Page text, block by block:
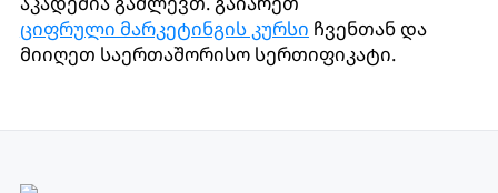
ციფრული მარკეტინგის კურსი ჩვენთან და
მიიღეთ საერთაშორისო სერთიფიკატი.